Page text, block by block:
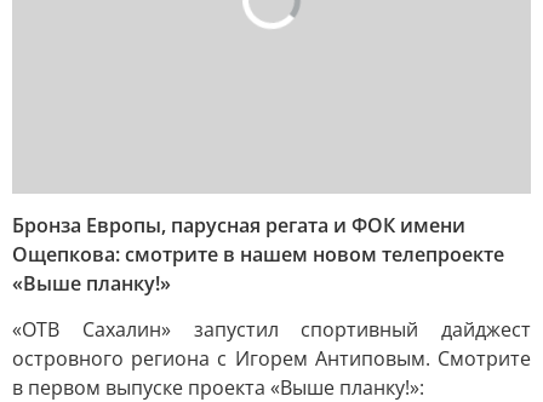
Бронза Европы, парусная регата и ФОК имени
Ощепкова: смотрите в нашем новом телепроекте
«Выше планку!»
«ОТВ Сахалин» запустил спортивный дайджест
островного региона с Игорем Антиповым. Смотрите
в первом выпуске проекта «Выше планку!»: